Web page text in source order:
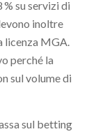
% su servizi di
inoltre
licenza MGA.
perché la
sul volume di
sul betting